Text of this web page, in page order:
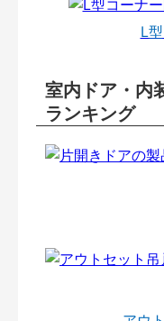
L
室内ドア・内
ランキング